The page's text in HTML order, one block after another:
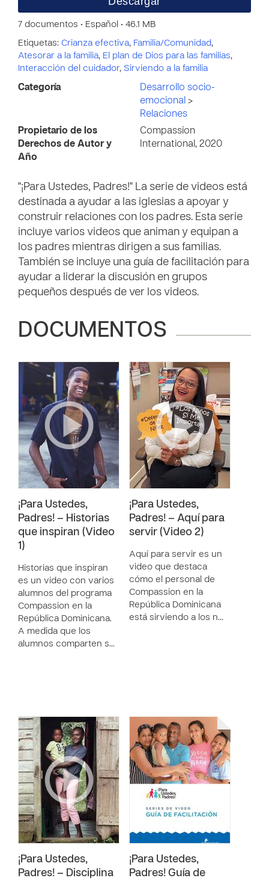
7 documentos • Español • 46.1 MB
Etiquetas: Crianza efectiva, Familia/Comunidad,
Atesorar a la familia, El plan de Dios para las familias,
Interacción del cuidador, Sirviendo a la familia
Categoría
Desarrollo socio-
emocional >
Relaciones
Propietario de los
Derechos de Autor y
Año
Compassion
International, 2020
"¡Para Ustedes, Padres!" La serie de videos está
destinada a ayudar a las iglesias a apoyar y
construir relaciones con los padres. Esta serie
incluye varios videos que animan y equipan a
los padres mientras dirigen a sus familias.
También se incluye una guía de facilitación para
ayudar a liderar la discusión en grupos
pequeños después de ver los videos.
DOCUMENTOS
¡Para Ustedes,
Padres! – Historias
que inspiran (Video
1)
Historias que inspiran
es un video con varios
alumnos del programa
Compassion en la
República Dominicana.
A medida que los
alumnos comparten s…
¡Para Ustedes,
Padres! – Aquí para
servir (Video 2)
Aquí para servir es un
video que destaca
cómo el personal de
Compassion en la
República Dominicana
está sirviendo a los n…
¡Para Ustedes,
Padres! – Disciplina
¡Para Ustedes,
Padres! Guía de